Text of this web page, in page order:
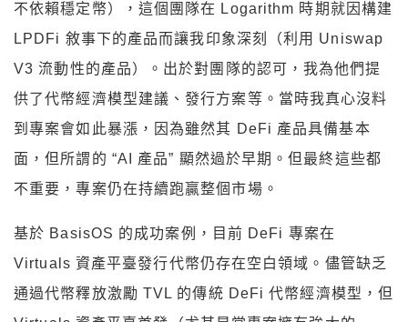
不依賴穩定幣），這個團隊在 Logarithm 時期就因構建
LPDFi 敘事下的產品而讓我印象深刻（利用 Uniswap
V3 流動性的產品）。出於對團隊的認可，我為他們提
供了代幣經濟模型建議、發行方案等。當時我真心沒料
到專案會如此暴漲，因為雖然其 DeFi 產品具備基本
面，但所謂的 “AI 產品” 顯然過於早期。但最終這些都
不重要，專案仍在持續跑贏整個市場。
基於 BasisOS 的成功案例，目前 DeFi 專案在
Virtuals 資產平臺發行代幣仍存在空白領域。儘管缺乏
通過代幣釋放激勵 TVL 的傳統 DeFi 代幣經濟模型，但